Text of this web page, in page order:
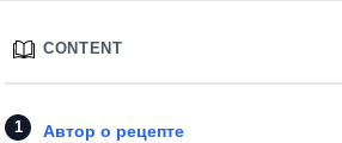
CONTENT
Автор о рецепте